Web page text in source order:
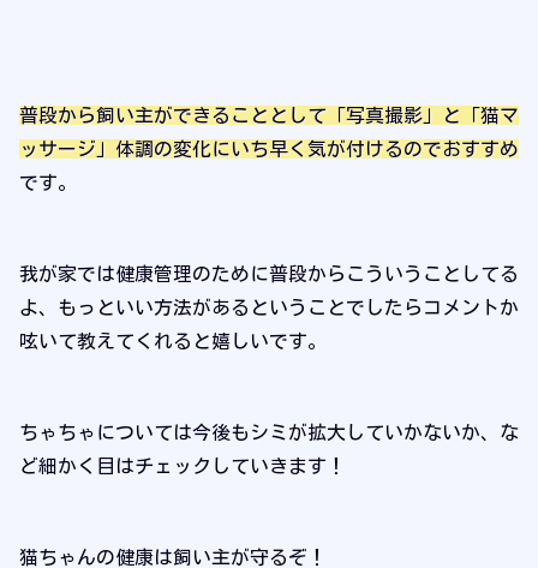
普段から飼い主ができることとして「写真撮影」と「猫マ
ッサージ」体調の変化にいち早く気が付けるのでおすすめ
です。
我が家では健康管理のために普段からこういうことしてる
よ、もっといい方法があるということでしたらコメントか
呟いて教えてくれると嬉しいです。
ちゃちゃについては今後もシミが拡大していかないか、な
ど細かく目はチェックしていきます！
猫ちゃんの健康は飼い主が守るぞ！